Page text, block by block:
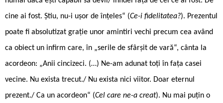
cine ai fost. Știu, nu-i ușor de înțeles“ (Ce-i fidelitatea?). Prezentul
poate fi absolutizat grație unor amintiri vechi precum cea având
ca obiect un infirm care, în „serile de sfârșit de vară“, cânta la
acordeon: „Anii cincizeci. (…) Ne-am adunat toți în fața casei
vecine. Nu exista trecut./ Nu exista nici viitor. Doar eternul
prezent./ Ca un acordeon“ (Cel care ne-a creat). Nu mai puțin o